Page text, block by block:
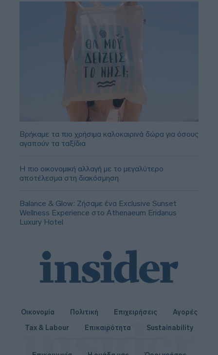
Βρήκαμε τα πιο χρήσιμα καλοκαιρινά δώρα για όσους
αγαπούν τα ταξίδια
Η πιο οικονομική αλλαγή με το μεγαλύτερο
αποτέλεσμα στη διακόσμηση
Balance & Glow: Ζήσαμε ένα Exclusive Sunset
Wellness Experience στο Athenaeum Eridanus
Luxury Hotel
Οικονομία Πολιτική Επιχειρήσεις
Αγορές
Tax & Labour
Επικαιρότητα Sustainability